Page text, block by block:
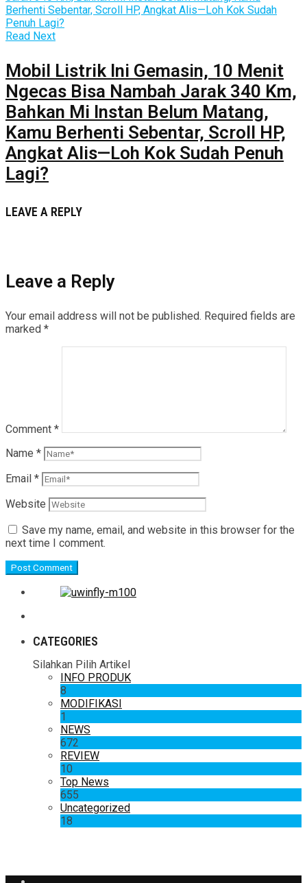
Read Next
Mobil Listrik Ini Gemasin, 10 Menit
Ngecas Bisa Nambah Jarak 340 Km,
Bahkan Mi Instan Belum Matang,
Kamu Berhenti Sebentar, Scroll HP,
Angkat Alis—Loh Kok Sudah Penuh
Lagi?
LEAVE A REPLY
Leave a Reply
Your email address will not be published. Required fields are
marked *
Comment *
Name *
Email *
Website
Save my name, email, and website in this browser for the
next time I comment.
CATEGORIES
Silahkan Pilih Artikel
INFO PRODUK
8
MODIFIKASI
1
NEWS
672
REVIEW
10
Top News
655
Uncategorized
18